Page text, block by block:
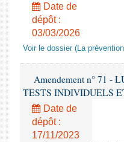
Date de
dépôt :
03/03/2026
Voir le dossier (La
Amendement n° 71 -
TESTS INDIVIDUELS
Date de
dépôt :
17/11/2023